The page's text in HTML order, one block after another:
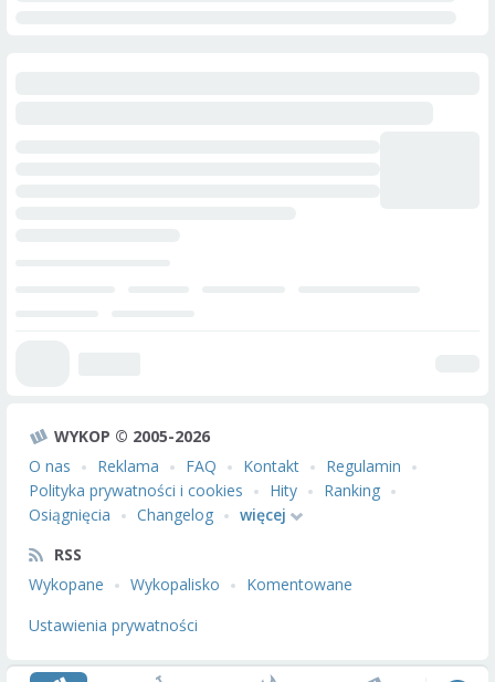
WYKOP © 2005-2026
O nas
Reklama FAQ Kontakt
Regulamin
Polityka prywatności i cookies
Hity
Ranking
Osiągnięcia
Changelog
więcej
RSS
Wykopane
Wykopalisko
Komentowane
Ustawienia prywatności